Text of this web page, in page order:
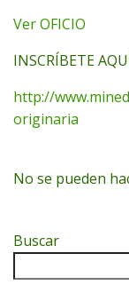
Ver OFICIO
INSCRÍBETE
http://
originaria
No se pueden
Buscar